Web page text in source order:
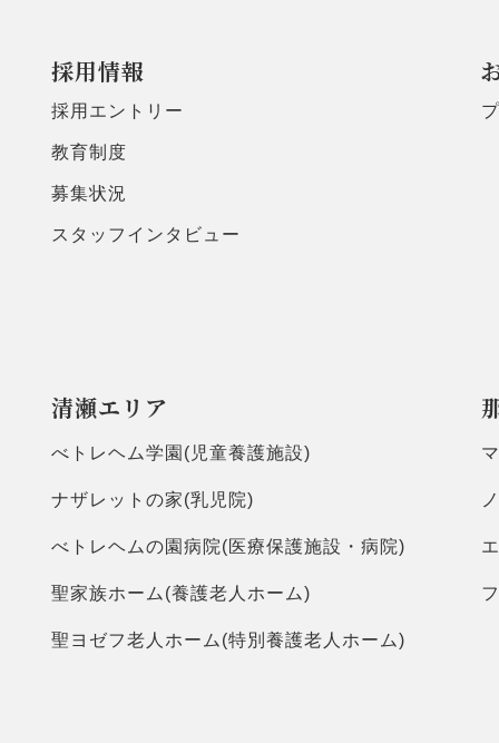
採用情報
採用エントリー
教育制度
募集状況
スタッフインタビュー
清瀬エリア
べトレヘム学園(児童養護施設)
ナザレットの家(乳児院)
べトレヘムの園病院(医療保護施設・病院)
聖家族ホーム(養護老人ホーム)
聖ヨゼフ老人ホーム(特別養護老人ホーム)